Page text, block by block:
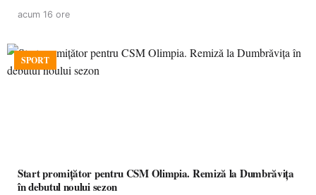
acum 16 ore
SPORT
Start promițător pentru CSM Olimpia. Remiză la Dumbrăvița
în debutul noului sezon